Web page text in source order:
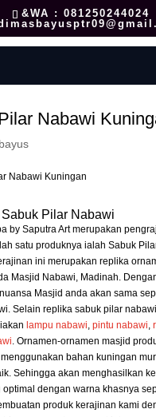
&WA : 081250244024
Nabawi
Pilar Nabawi
by Saputra Art merupakan
satu produknya ialah Sabuk
ini merupakan replika
Masjid Nabawi, Madinah.
Masjid anda akan sama
Selain replika sabuk pilar
lampu nabawi, pintu nabawi,
. Ornamen-ornamen masjid
bahan kuningan
Sehingga akan menghasilkan
optimal dengan warna khasnya
produk kerajinan kami